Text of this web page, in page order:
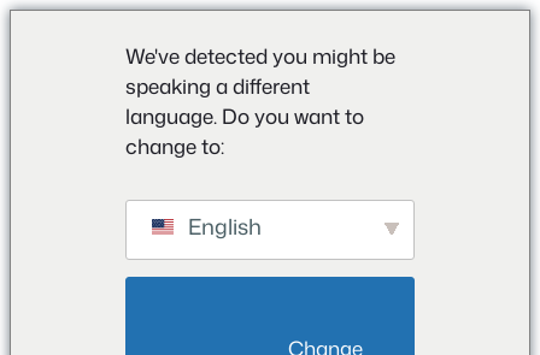
We've detected you might be
speaking a different
language. Do you want to
change to:
English